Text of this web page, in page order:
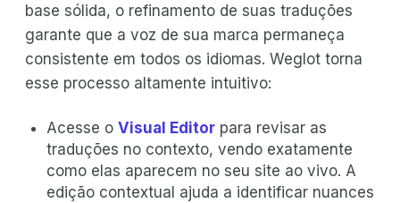
base sólida, o refinamento de suas traduções
garante que a voz de sua marca permaneça
consistente em todos os idiomas. Weglot torna
esse processo altamente intuitivo:
Acesse o Visual Editor para revisar as
traduções no contexto, vendo exatamente
como elas aparecem no seu site ao vivo. A
edição contextual ajuda a identificar nuances